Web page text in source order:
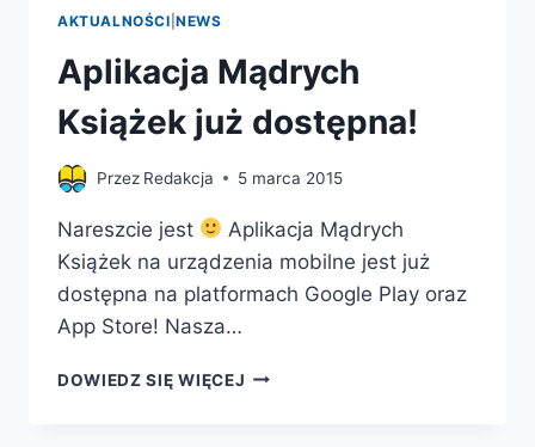
AKTUALNOŚCI |NEWS
Aplikacja Mądrych
Książek już dostępna!
Przez Redakcja 5 marca 2015
Nareszcie jest
Aplikacja Mądrych
Książek na urządzenia mobilne jest już
dostępna na platformach Google Play oraz
App Store! Nasza…
DOWIEDZ SIĘ WIĘCEJ APLIKACJA